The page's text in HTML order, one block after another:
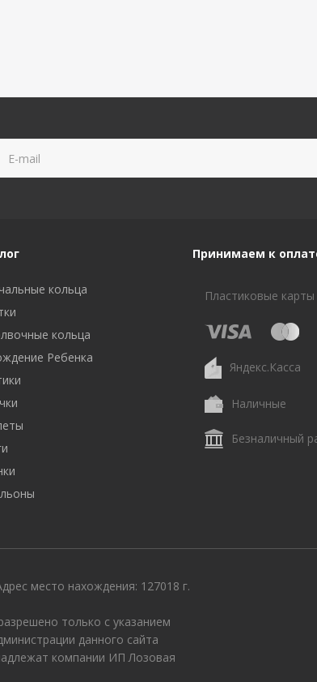
кольца
кольца
Ребенка
Принимаем к
Пластиковые карты
Яндекс.Касса
Наличные
Безналичный
место нахождения: 127018 г.
только с указанием
данного сайта
компании ИП Лозовая